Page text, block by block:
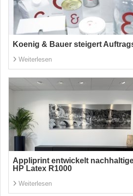
Koenig & Bauer steigert
Weiterlesen
Appliprint entwickelt
HP Latex R1000
Weiterlesen